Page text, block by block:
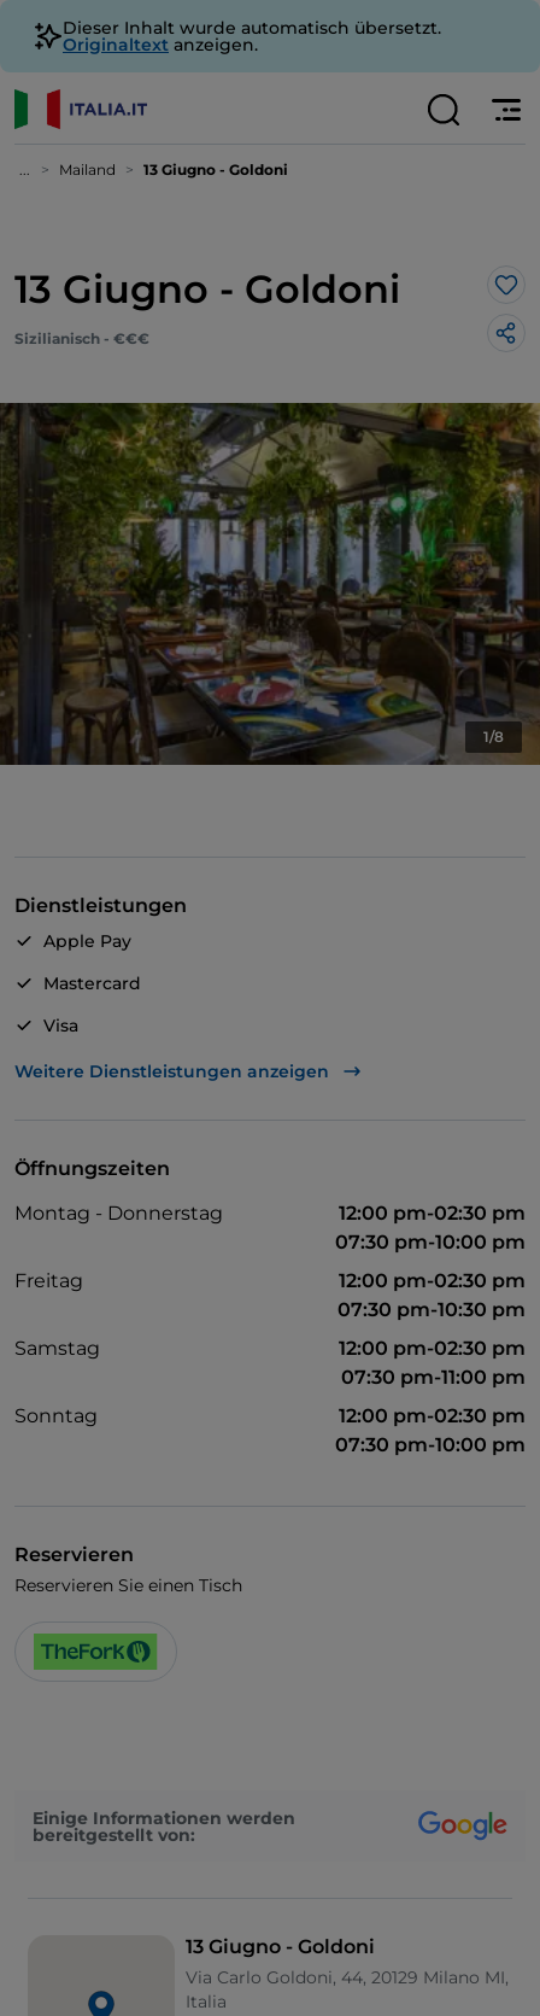
Dieser Inhalt wurde automatisch übersetzt.
Originaltext anzeigen.
... Mailand 13 Giugno - Goldoni
13 Giugno - Goldoni
Sizilianisch - €€€
1/8
Dienstleistungen
Apple Pay
Mastercard
Visa
WLAN
Weitere Dienstleistungen anzeigen
Öffnungszeiten
Montag - Donnerstag
12:00 pm-02:30 pm
07:30 pm-10:00 pm
Freitag
12:00 pm-02:30 pm
07:30 pm-10:30 pm
Samstag
12:00 pm-02:30 pm
07:30 pm-11:00 pm
Sonntag
12:00 pm-02:30 pm
07:30 pm-10:00 pm
Reservieren
Reservieren Sie einen Tisch
Einige Informationen werden
bereitgestellt von:
13 Giugno - Goldoni
Via Carlo Goldoni, 44, 20129 Milano MI,
Italia